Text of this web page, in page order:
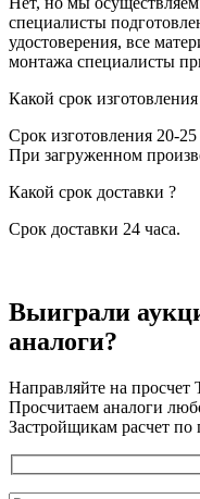
специалисты
удостоверения, все
монтажа специалисты
Какой срок изготовления
Срок изготовления 20-
При загруженном
Какой срок доставки ?
Срок доставки 24 часа.
Выиграли
аналоги?
Направляйте на просчет
Просчитаем аналоги
Застройщикам расчет по